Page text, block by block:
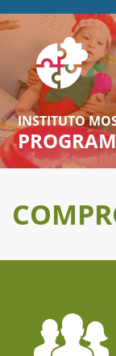
INSTITUTO